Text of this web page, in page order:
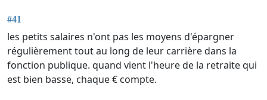
#41
les petits salaires n'ont pas les moyens d'épargner
régulièrement tout au long de leur carrière dans la
fonction publique. quand vient l'heure de la retraite qui
est bien basse, chaque € compte.